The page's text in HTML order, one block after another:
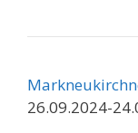
26.09.2024-